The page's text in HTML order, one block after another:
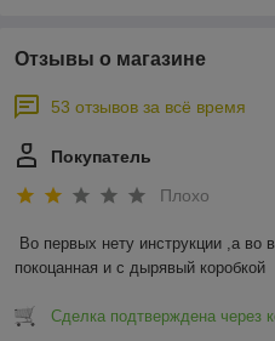
Отзывы о магазине
53 отзывов за всё время
Покупатель
Плохо
Во первых нету инструкции ,а во
покоцанная и с дырявый коробкой
Сделка подтверждена через